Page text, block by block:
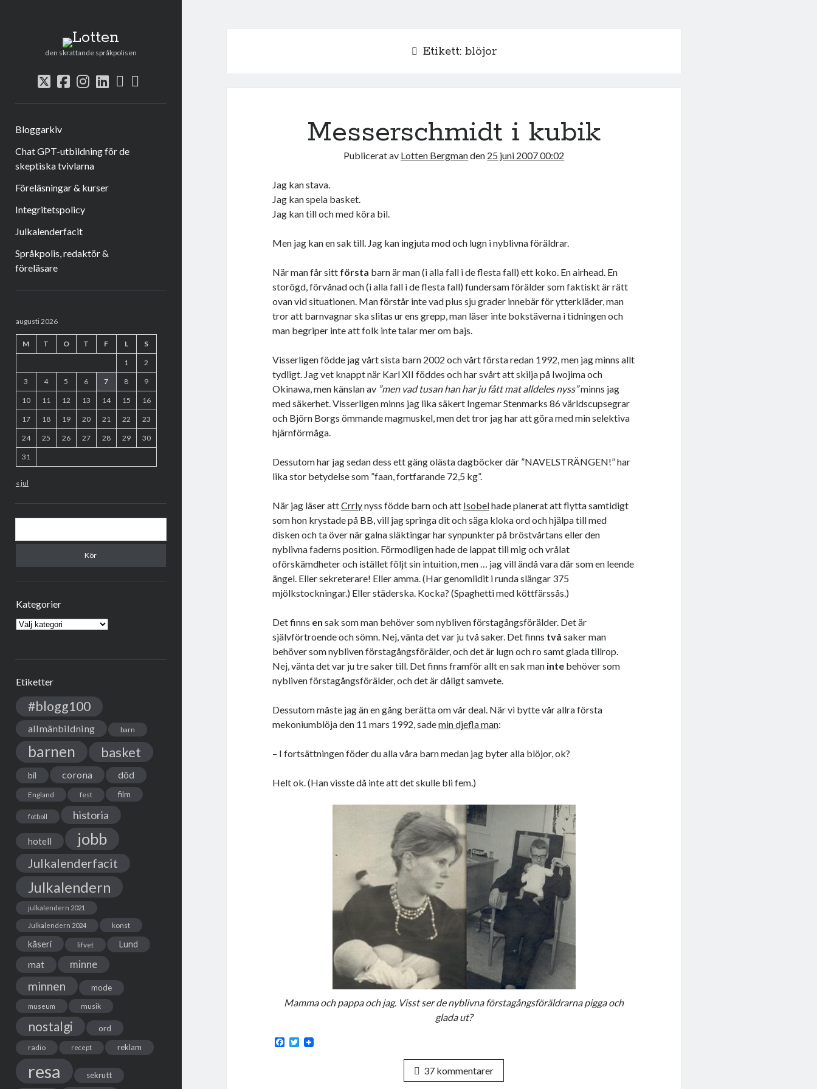
Lotten
den skrattande språkpolisen
twitter
facebook
instagram
linkedin
rss
Bloggarkiv
Chat GPT-utbildning för de
skeptiska tvivlarna
Föreläsningar & kurser
Integritetspolicy
Julkalenderfacit
Språkpolis, redaktör &
föreläsare
augusti 2026
M T O T F L S
1 2
3 4 5 6 7 8 9
10 11 12 13 14 15 16
17 18 19 20 21 22 23
24 25 26 27 28 29 30
31
« jul
Kategorier
Kategorier
Etiketter
#blogg100
allmänbildning barn
barnen basket
bil corona död
England fest film
fotboll historia
hotell jobb
Julkalenderfacit
Julkalendern
julkalendern 2021
Julkalendern 2024 konst
kåseri lifvet Lund
mat minne
minnen mode
museum musik
nostalgi ord
radio recept reklam
resa sekrutt
Etikett: blöjor
Messerschmidt i kubik
Publicerat av Lotten Bergmanden 25 juni 2007 00:02
Jag kan stava.
Jag kan spela basket.
Jag kan till och med köra bil.
Men jag kan en sak till. Jag kan ingjuta mod och lugn i nyblivna föräldrar.
När man får sitt första barn är man (i alla fall i de flesta fall) ett koko. En airhead. En
storögd, förvånad och (i alla fall i de flesta fall) fundersam förälder som faktiskt är rätt
ovan vid situationen. Man förstår inte vad plus sju grader innebär för ytterkläder, man
tror att barnvagnar ska slitas ur ens grepp, man läser inte bokstäverna i tidningen och
man begriper inte att folk inte talar mer om bajs.
Visserligen födde jag vårt sista barn 2002 och vårt första redan 1992, men jag minns allt
tydligt. Jag vet knappt när Karl XII föddes och har svårt att skilja på Iwojima och
Okinawa, men känslan av ”men vad tusan han har ju fått mat alldeles nyss”minns jag
med säkerhet. Visserligen minns jag lika säkert Ingemar Stenmarks 86 världscupsegrar
och Björn Borgs ömmande magmuskel, men det tror jag har att göra med min selektiva
hjärnförmåga.
Dessutom har jag sedan dess ett gäng olästa dagböcker där ”NAVELSTRÄNGEN!” har
lika stor betydelse som ”faan, fortfarande 72,5 kg”.
När jag läser attCrrlynyss födde barn och att Isobelhade planerat att flytta samtidigt
som hon krystade på BB, vill jag springa dit och säga kloka ord och hjälpa till med
disken och ta över när galna släktingar har synpunkter på bröstvårtans eller den
nyblivna faderns position. Förmodligen hade de lappat till mig och vrålat
oförskämdheter och istället följt sin intuition, men … jag vill ändå vara där som en leende
ängel. Eller sekreterare! Eller amma. (Har genomlidit i runda slängar 375
mjölkstockningar.) Eller städerska. Kocka? (Spaghetti med köttfärssås.)
Det finns en sak som man behöver som nybliven förstagångsförälder. Det är
självförtroende och sömn. Nej, vänta det var ju två saker. Det finns två saker man
behöver som nybliven förstagångsförälder, och det är lugn och ro samt glada tillrop.
Nej, vänta det var ju tre saker till. Det finns framför allt en sak man inte behöver som
nybliven förstagångsförälder, och det är dåligt samvete.
Dessutom måste jag än en gång berätta om vår deal. När vi bytte vår allra första
mekoniumblöja den 11 mars 1992, sademin djefla man:
– I fortsättningen föder du alla våra barn medan jag byter alla blöjor, ok?
Helt ok. (Han visste då inte att det skulle bli fem.)
Mamma och pappa och jag. Visst ser denyblivna förstagångsföräldrarnapigga och
glada ut?
F
T
37 kommentarer